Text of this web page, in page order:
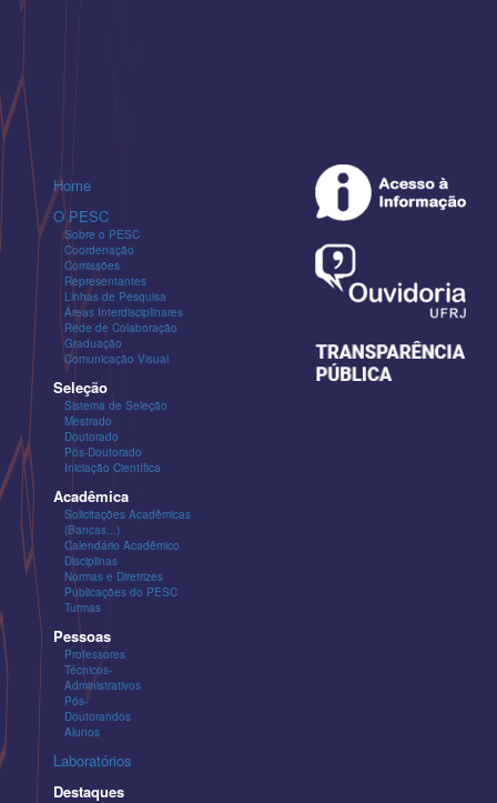
Home
O PESC
Sobre o PESC
Coordenação
Comissões
Representantes
Linhas de Pesquisa
Áreas Interdisciplinares
Rede de Colaboração
Graduação
Comunicação Visual
Seleção
Sistema de Seleção
Mestrado
Doutorado
Pós-Doutorado
Iniciação Científica
Acadêmica
Solicitações Acadêmicas
(Bancas...)
Calendário Acadêmico
Disciplinas
Normas e Diretrizes
Publicações do PESC
Turmas
Pessoas
Professores
Técnicos-
Administrativos
Pós-
Doutorandos
Alunos
Laboratórios
Destaques